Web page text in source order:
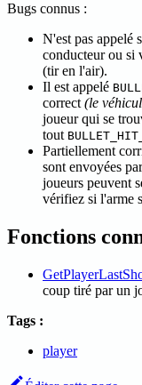
Bugs connus :
N'est pas appelé
conducteur ou si
(tir en l'air).
Il est appelé
correct (le
joueur qui se
tout
Partiellement
sont envoyées
joueurs peuvent
vérifiez si l'arme
Fonctions
coup tiré par un
Tags :
player